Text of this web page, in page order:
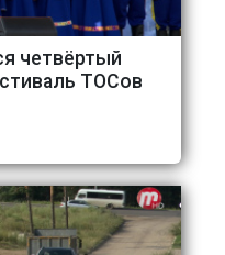
четвёртый
ТОСов